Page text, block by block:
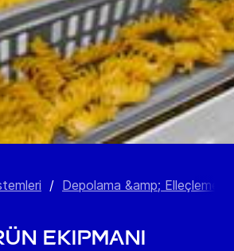
/ Depolama &amp; Elleçleme
Ekipmanı